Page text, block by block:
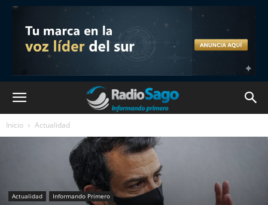
Inicio Actualidad
Actualidad Informando Primero